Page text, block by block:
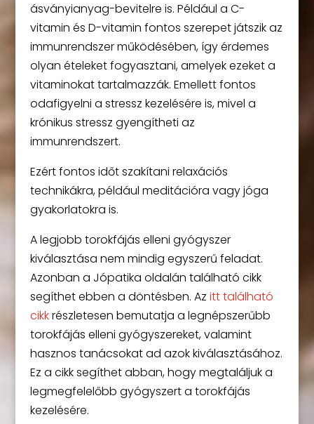
ásványianyag-bevitelre is. Például a C-
vitamin és D-vitamin fontos szerepet játszik az
immunrendszer működésében, így érdemes
olyan ételeket fogyasztani, amelyek ezeket a
vitaminokat tartalmazzák. Emellett fontos
odafigyelni a stressz kezelésére is, mivel a
krónikus stressz gyengítheti az
immunrendszert.
Ezért fontos időt szakítani relaxációs
technikákra, például meditációra vagy jóga
gyakorlatokra is.
A legjobb torokfájás elleni gyógyszer
kiválasztása nem mindig egyszerű feladat.
Azonban a Jópatika oldalán található cikk
segíthet ebben a döntésben. Az itt található
cikkrészletesen bemutatja a legnépszerűbb
torokfájás elleni gyógyszereket, valamint
hasznos tanácsokat ad azok kiválasztásához.
Ez a cikk segíthet abban, hogy megtaláljuk a
legmegfelelőbb gyógyszert a torokfájás
kezelésére.